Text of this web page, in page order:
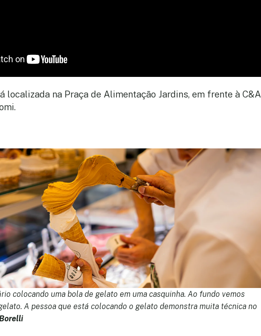
localizada na Praça de Alimentação Jardins, em frente à C&A
colocando uma bola de gelato em uma casquinha. Ao fundo vemos
A pessoa que está colocando o gelato demonstra muita técnica no